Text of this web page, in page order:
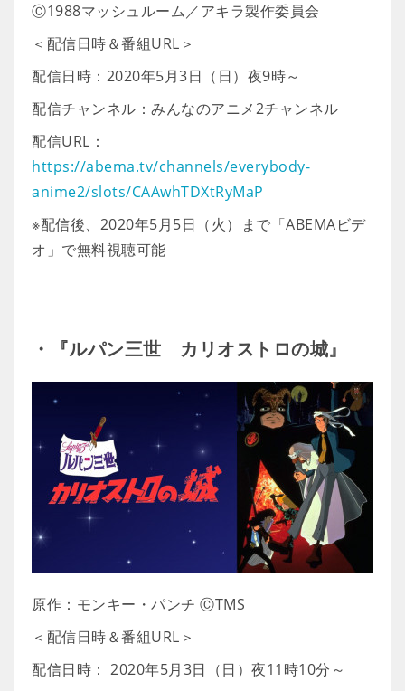
Ⓒ1988マッシュルーム／アキラ製作委員会
＜配信日時＆番組URL＞
配信日時：2020年5月3日（日）夜9時～
配信チャンネル：みんなのアニメ2チャンネル
配信URL：
https://abema.tv/channels/everybody-
anime2/slots/CAAwhTDXtRyMaP
※配信後、2020年5月5日（火）まで「ABEMAビデ
オ」で無料視聴可能
・『ルパン三世 カリオストロの城』
原作：モンキー・パンチ ⒸTMS
＜配信日時＆番組URL＞
配信日時： 2020年5月3日（日）夜11時10分～